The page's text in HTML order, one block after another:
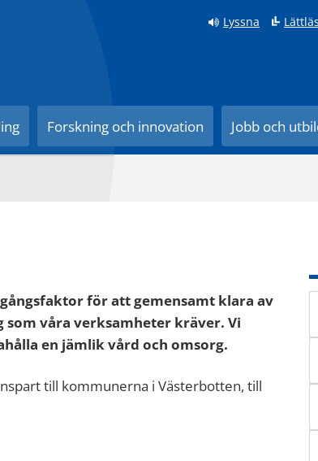
Lyssna
Forskning och innovation Jobb och
för att gemensamt klara av
våra verksamheter kräver. Vi
en jämlik vård och omsorg.
till kommunerna i Västerbotten, till